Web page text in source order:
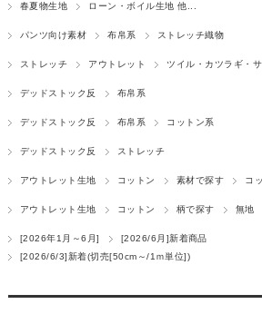
春夏物生地
ローン・ボイル生地 他...
パンツ向け素材 布帛系 ストレッチ織物
ストレッチ アウトレット ツイル・カツラギ・
デッドストック反 布帛系
デッドストック反 布帛系 コットン系
デッドストック反 ストレッチ
アウトレット生地 コットン 素材で探す コ
アウトレット生地 コットン 柄で探す 無地
[2026年1月～6月]
[2026/6月]新着商品
[2026/6/3]新着(切売[50cm～/1ｍ単位])